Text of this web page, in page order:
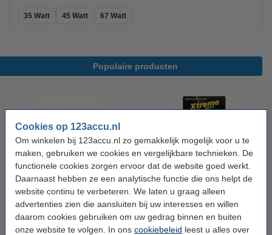
Cookies op 123accu.nl
Om winkelen bij 123accu.nl zo gemakkelijk mogelijk voor u te
maken, gebruiken we cookies en vergelijkbare technieken. De
functionele cookies zorgen ervoor dat de website goed werkt.
Daarnaast hebben ze een analytische functie die ons helpt de
website continu te verbeteren. We laten u graag alleen
advertenties zien die aansluiten bij uw interesses en willen
daarom cookies gebruiken om uw gedrag binnen en buiten
onze website te volgen. In ons cookiebeleid leest u alles over
35 Watt 45 Watt 67 Watt
Populaire producten
123accu Xtreme Power AAA /
MN2400 / LR03 alkaline batterij
24 stuks
123accu Xtreme Power
knoopcellen multipack
€ 5,95